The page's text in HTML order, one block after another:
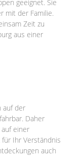
geeignet. Sie
mit der Familie.
Zeit zu
aus einer
auf der
Daher
einer
Ihr Verständnis
auch